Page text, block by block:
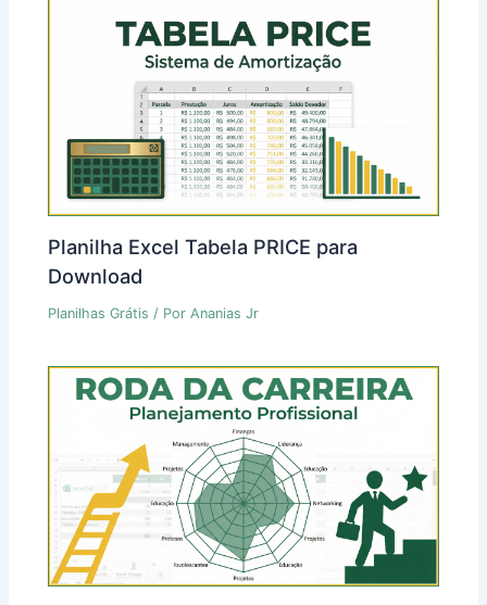
Planilha Excel Tabela PRICE para
Download
Planilhas Grátis / PorAnanias Jr